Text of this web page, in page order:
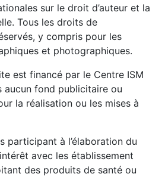
sur le droit d’auteur et la
Tous les droits de
y compris pour les
et photographiques.
est financé par le Centre ISM
aucun fond publicitaire ou
la réalisation ou les mises à
participant à l’élaboration du
avec les établissement
des produits de santé ou